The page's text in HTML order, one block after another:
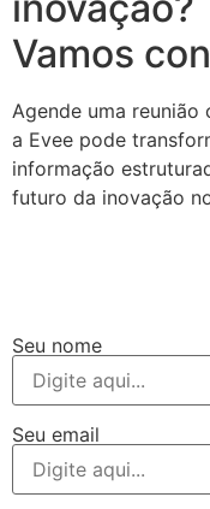
Vamos
Agende uma
a Evee pode
informação
futuro da inovação
Seu nome
Seu email